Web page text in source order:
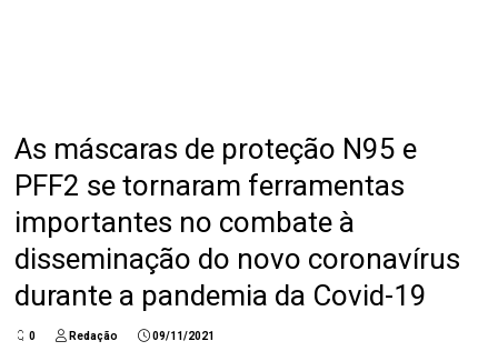
As máscaras de proteção N95 e
PFF2 se tornaram ferramentas
importantes no combate à
disseminação do novo coronavírus
durante a pandemia da Covid-19
0 Redação 09/11/2021